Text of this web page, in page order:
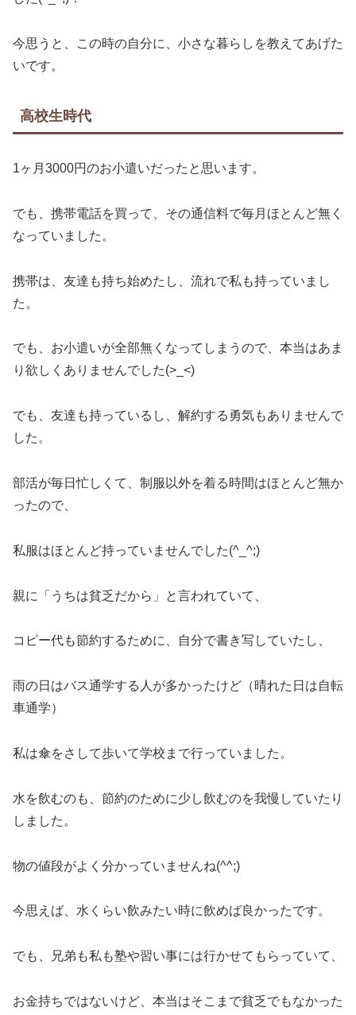
今思うと、この時の自分に、小さな暮らしを教えてあげた
いです。
高校生時代
1ヶ月3000円のお小遣いだったと思います。
でも、携帯電話を買って、その通信料で毎月ほとんど無く
なっていました。
携帯は、友達も持ち始めたし、流れで私も持っていまし
た。
でも、お小遣いが全部無くなってしまうので、本当はあま
り欲しくありませんでした(>_<)
でも、友達も持っているし、解約する勇気もありませんで
した。
部活が毎日忙しくて、制服以外を着る時間はほとんど無か
ったので、
私服はほとんど持っていませんでした(^_^;)
親に「うちは貧乏だから」と言われていて、
コピー代も節約するために、自分で書き写していたし、
雨の日はバス通学する人が多かったけど（晴れた日は自転
車通学）
私は傘をさして歩いて学校まで行っていました。
水を飲むのも、節約のために少し飲むのを我慢していたり
しました。
物の値段がよく分かっていませんね(^^;)
今思えば、水くらい飲みたい時に飲めば良かったです。
でも、兄弟も私も塾や習い事には行かせてもらっていて、
お金持ちではないけど、本当はそこまで貧乏でもなかった